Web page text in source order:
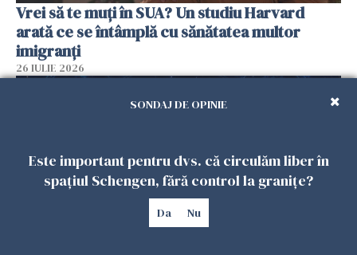
Vrei să te muți în SUA? Un studiu Harvard
arată ce se întâmplă cu sănătatea multor
imigranți
26 IULIE 2026
SONDAJ DE OPINIE
Este important pentru dvs. că circulăm liber în
spațiul Schengen, fără control la granițe?
Da Nu